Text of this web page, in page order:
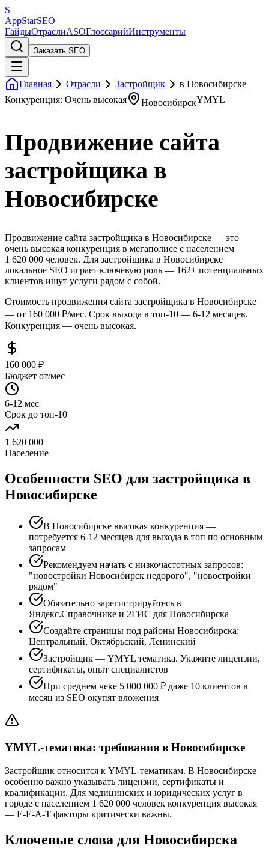
S
AppStarSEO
ГайдыОтраслиASOГлоссарийИнструменты
Заказать SEO
Главная Отрасли Застройщик
в Новосибирске
Конкуренция: Очень высокая
НовосибирскYMYL
Продвижение сайта
застройщика в
Новосибирске
Продвижение сайта застройщика в Новосибирске — это
очень высокая конкуренция в мегаполисе с населением
1 620 000 человек. Для застройщика в Новосибирске
локальное SEO играет ключевую роль — 162+ потенциальных
клиентов ищут услуги рядом с собой.
Стоимость продвижения сайта застройщика в Новосибирске
— от 160 000 ₽/мес. Срок выхода в топ-10 — 6-12 месяцев.
Конкуренция — очень высокая.
160 000 ₽
Бюджет от/мес
6-12 мес
Срок до топ-10
1 620 000
Население
Особенности SEO для застройщика в
Новосибирске
В Новосибирске высокая конкуренция —
потребуется 6-12 месяцев для выхода в топ по основным
запросам
Рекомендуем начать с низкочастотных запросов:
"новостройки Новосибирск недорого", "новостройки
рядом"
Обязательно зарегистрируйтесь в
Яндекс.Справочнике и 2ГИС для Новосибирска
Создайте страницы под районы Новосибирска:
Центральный, Октябрьский, Ленинский
Застройщик — YMYL тематика. Укажите лицензии,
сертификаты, опыт специалистов
При среднем чеке 5 000 000 ₽ даже 10 клиентов в
месяц из SEO окупят вложения
YMYL-тематика: требования в Новосибирске
Застройщик относится к YMYL-тематикам. В Новосибирске
особенно важно указывать лицензии, сертификаты и
квалификации. Для медицинских и юридических услуг в
городе с населением 1 620 000 человек конкуренция высокая
— E-E-A-T факторы критически важны.
Ключевые слова для Новосибирска